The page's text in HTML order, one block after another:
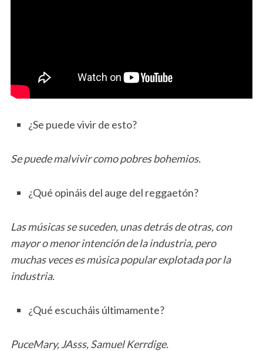
¿Se puede vivir de esto?
Se puede malvivir como pobres bohemios.
¿Qué opináis del auge del reggaetón?
Las músicas se suceden, unas detrás de otras, con
mayor o menor intención de la industria, pero
muchas veces es música popular explotada por la
industria.
¿Qué escucháis últimamente?
PuceMary, JAsss, Samuel Kerrdige.